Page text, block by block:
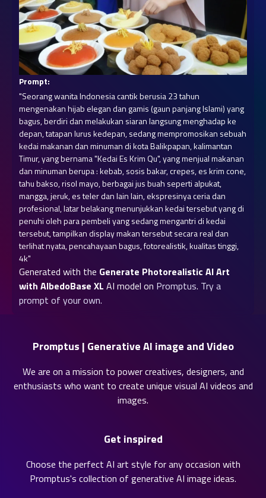
Prompt:
"Seorang wanita Indonesia cantik berusia 23 tahun
mengenakan hijab elegan dan gamis (gaun panjang Islami) yang
bagus, berdiri dan melakukan siaran langsung menghadap ke
depan, tatapan lurus kedepan, sedang mempromosikan sebuah
kedai makanan dan minuman di kota Balikpapan, kalimantan
Timur, yang bernama "Kedai Es Krim Qu", yang menjual makanan
dan minuman berupa : kebab, sosis bakar, crepes, es krim cone,
tahu bakso, risol mayo, berbagai jus buah seperti alpukat,
mangga, jeruk, es teler dan lain lain, ekspresinya ceria dan
profesional, latar belakang menunjukkan kedai tersebut yang di
penuhi oleh para pembeli yang sedang mengantri di kedai
tersebut, tampilkan display makan tersebut secara real dan
terlihat nyata, pencahayaan bagus, fotorealistik, kualitas tinggi,
4k"
Generated with the Generate Photorealistic AI Art
with AlbedoBase XL AI model on Promptus. Try a
prompt of your own.
Promptus | Generative AI image and Video
We are on a mission to power creatives, designers, and
enthusiasts who want to create unique visual AI videos and
images.
Get inspired
Choose the perfect AI art style for any occasion with
Promptus's collection of generative AI image ideas.